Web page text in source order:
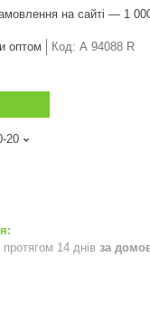
на сайті — 1
оптом Код: А 94088 R
20
14 днів за